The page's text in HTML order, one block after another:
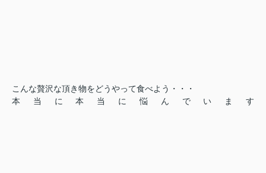
こんな贅沢な頂き物をどうやって食べよう・・・
本当に本当に悩んでいます